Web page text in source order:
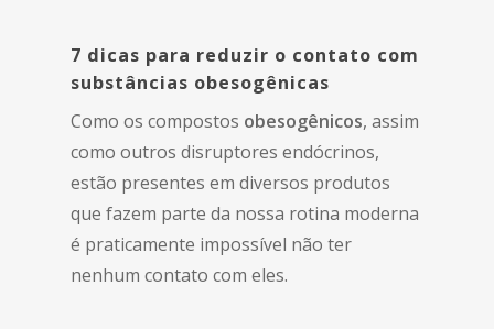
7 dicas para reduzir o contato com
substâncias obesogênicas
Como os compostos obesogênicos, assim
como outros disruptores endócrinos,
estão presentes em diversos produtos
que fazem parte da nossa rotina moderna
é praticamente impossível não ter
nenhum contato com eles.